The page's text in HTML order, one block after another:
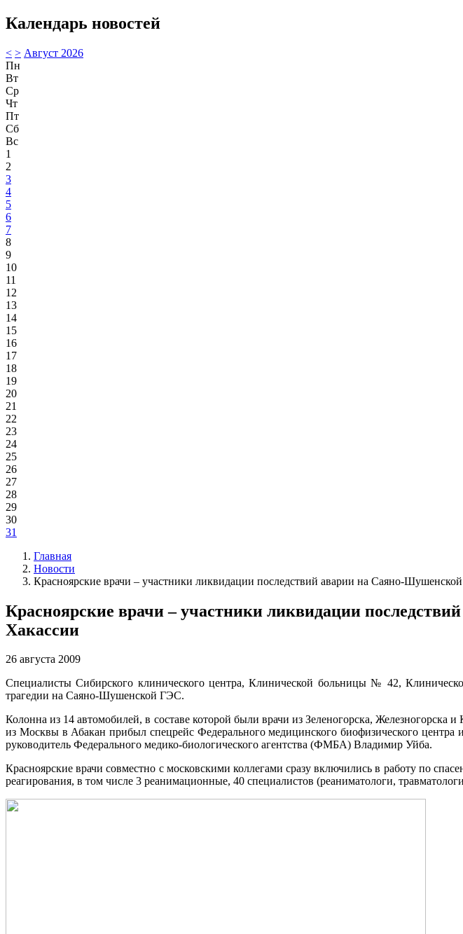
Календарь новостей
< > Август 2026
Пн
Вт
Ср
Чт
Пт
Сб
Вс
1
2
3
4
5
6
7
8
9
10
11
12
13
14
15
16
17
18
19
20
21
22
23
24
25
26
27
28
29
30
31
Главная
Новости
Красноярские врачи – участники ликвидации последствий аварии на Саяно-
Красноярские врачи – участники ликвидации
Хакассии
26 августа 2009
Специалисты Сибирского клинического центра, Клинической больницы № 42,
трагедии на Саяно-Шушенской ГЭС.
Колонна из 14 автомобилей, в составе которой были врачи из Зеленогорска,
из Москвы в Абакан прибыл спецрейс Федерального медицинского биофизического
руководитель Федерального медико-биологического агентства (ФМБА) Владимир Уйба.
Красноярские врачи совместно с московскими коллегами сразу включились в работу по
реагирования, в том числе 3 реанимационные, 40 специалистов (реаниматологи,